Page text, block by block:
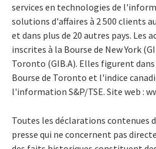
services en technologies de
solutions d'affaires à 2 500 clients
et dans plus de 20 autres pays. Les
inscrites à la Bourse de New York
Toronto (GIB.A). Elles figurent dans
Bourse de Toronto et l'indice
l'information S&P/TSE. Site web :
Toutes les déclarations contenues
presse qui ne concernent pas